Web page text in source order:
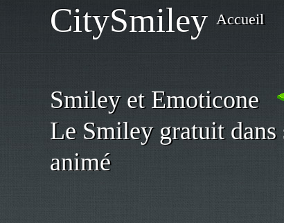
CitySmiley Accueil
Smiley et Emoticone
Le Smiley gratuit
animé